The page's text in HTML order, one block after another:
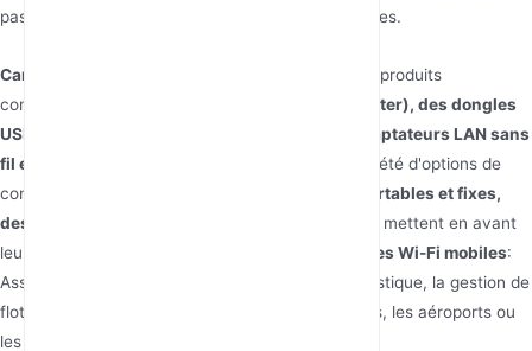
passagers dans les ports, les aéroports ou les gares.
Caractéristiques des Produits :
Leurs principaux produits
comprennent
des routeurs 5G/4G (MiFi, CPE Router), des dongles
USB sans fil 3G/4G, des répéteurs WiFi, des adaptateurs LAN sans
fil et des antennes 4G
. QISHUN propose une variété d'options de
connectivité sans fil, notamment
des routeurs portables et fixes,
des modems USB et des répéteurs de portée
. Ils mettent en avant
leurs
systèmes de routeurs intelligents et dongles Wi-Fi mobiles:
Assure une connectivité transparente pour la logistique, la gestion de
flotte et les services aux passagers dans les ports, les aéroports ou
les gares.